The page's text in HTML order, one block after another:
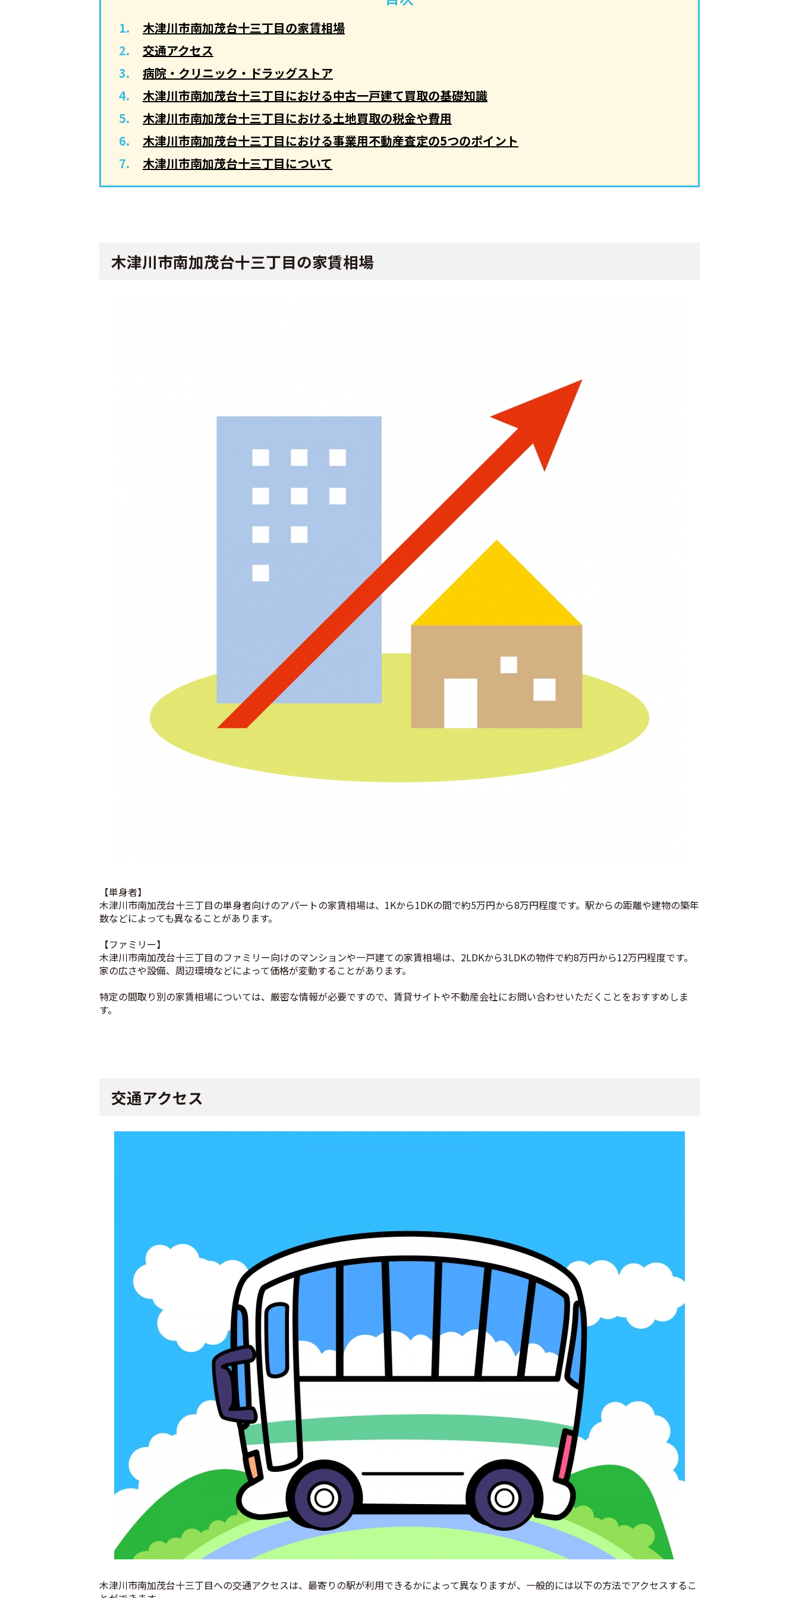
木津川市南加茂台十三丁目の家賃相場
交通アクセス
病院・クリニック・ドラッグストア
木津川市南加茂台十三丁目における中古一戸建て買取の基礎知識
木津川市南加茂台十三丁目における土地買取の税金や費用
木津川市南加茂台十三丁目における事業用不動産査定の5つのポイント
木津川市南加茂台十三丁目について
木津川市南加茂台十三丁目の家賃相場
【単身者】
木津川市南加茂台十三丁目の単身者向けのアパートの家賃相場は、1Kから1DKの間で約5万円から8万円程度です。駅からの距離や建物の築年
数などによっても異なることがあります。
【ファミリー】
木津川市南加茂台十三丁目のファミリー向けのマンションや一戸建ての家賃相場は、2LDKから3LDKの物件で約8万円から12万円程度です。
家の広さや設備、周辺環境などによって価格が変動することがあります。
特定の間取り別の家賃相場については、厳密な情報が必要ですので、賃貸サイトや不動産会社にお問い合わせいただくことをおすすめしま
す。
交通アクセス
木津川市南加茂台十三丁目への交通アクセスは、最寄りの駅が利用できるかによって異なりますが、一般的には以下の方法でアクセスするこ